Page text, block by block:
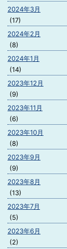
2024年3月
(17)
2024年2月
(8)
2024年1月
(14)
2023年12月
(9)
2023年11月
(6)
2023年10月
(8)
2023年9月
(9)
2023年8月
(13)
2023年7月
(5)
2023年6月
(2)